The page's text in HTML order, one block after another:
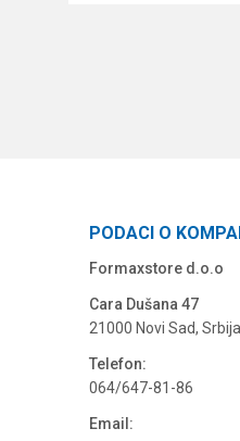
PODACI O
Formaxstore d.o.o
Cara Dušana 47
21000 Novi Sad, Srbija
Telefon:
064/647-81-86
Email: